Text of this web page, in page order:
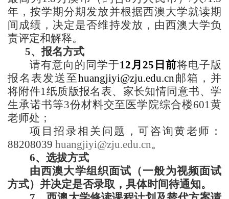
年，按学期分期发放并根据西澳大学就读期
间成绩，决定是否维持发放，由西澳大学负
责评定和解释。
5、报名方式
请有意向的同学于12月 25 日前将电子版
报名表发送至huangjiyi@zju.edu.cn邮箱，并
将附件1纸质版报名表、家长知情同意书、学
生承诺书等3份材料交至医学院综合楼601黄
老师处；
项目招录相关问题，可咨询黄老师：
88208039 huangjiyi@zju.edu.cn。
6、选拔方式
由西澳大学组织面试（一般为视频面试
方式）并决定是否录取，具体时间待通知。